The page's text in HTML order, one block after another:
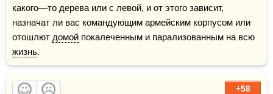
какого—то дерева или с левой, и от этого зависит,
назначат ли вас командующим армейским корпусом или
отошлют домой
жизнь.
+58